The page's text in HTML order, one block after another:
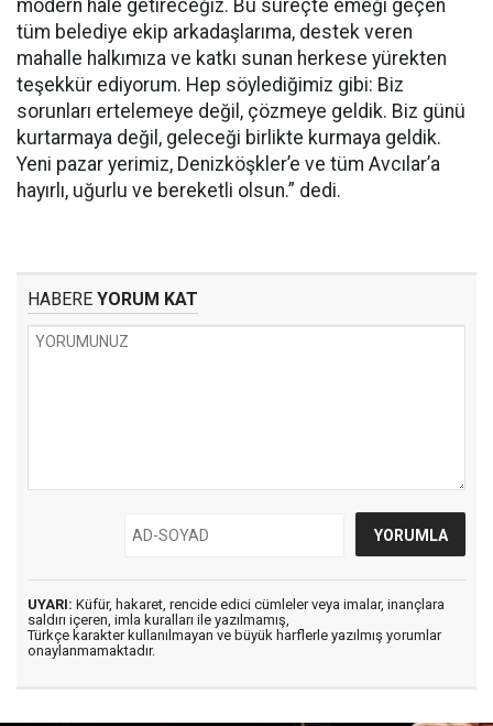
modern hale getireceğiz. Bu süreçte emeği geçen
tüm belediye ekip arkadaşlarıma, destek veren
mahalle halkımıza ve katkı sunan herkese yürekten
teşekkür ediyorum. Hep söylediğimiz gibi: Biz
sorunları ertelemeye değil, çözmeye geldik. Biz günü
kurtarmaya değil, geleceği birlikte kurmaya geldik.
Yeni pazar yerimiz, Denizköşkler’e ve tüm Avcılar’a
hayırlı, uğurlu ve bereketli olsun.” dedi.
HABERE YORUM KAT
UYARI: Küfür, hakaret, rencide edici cümleler veya imalar, inançlara
saldırı içeren, imla kuralları ile yazılmamış,
Türkçe karakter kullanılmayan ve büyük harflerle yazılmış yorumlar
onaylanmamaktadır.